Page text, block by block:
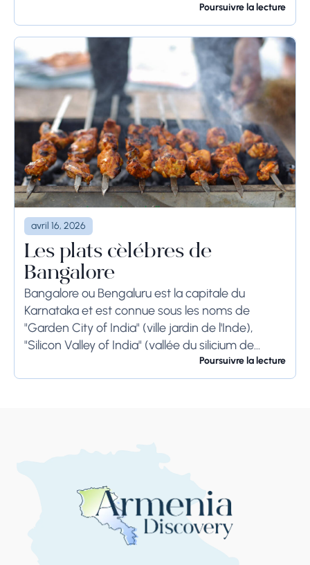
culture. Si vous prévoyez de visiter...Poursuivre la lecture
avril 16, 2026
Les plats célèbres de
Bangalore
Bangalore ou Bengaluru est la capitale du
Karnataka et est connue sous les noms de
"Garden City of India" (ville jardin de l'Inde),
"Silicon Valley of India" (vallée du silicium de
Poursuivre la lecture